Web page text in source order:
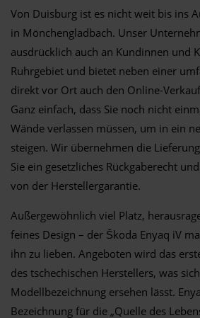
Von Duisburg ist es nicht weit bis ins
in Mönchengladbach. Unser
ausdrücklich auch an Kundinnen und
Ruhrgebiet und bietet neben einer
direkt vor Ort auch den Online-
Ganz einfach, dass Sie noch nicht
Wände verlassen müssen, um in ein
steigen. Wir übernehmen die
Sie ein gesetzliches Rückgaberecht
von der Herstellergarantie.
Außergewöhnlich viel Platz,
feines Design – der Škoda Enyaq iV
ihn zu lieben. Angeboten wird das
des tschechischen Herstellers, was
Modellbezeichnung ersehen lässt.
Bezeichnung für die „Quelle des